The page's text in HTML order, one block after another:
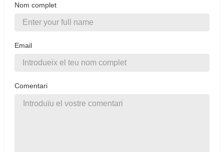
Nom complet
Email
Comentari